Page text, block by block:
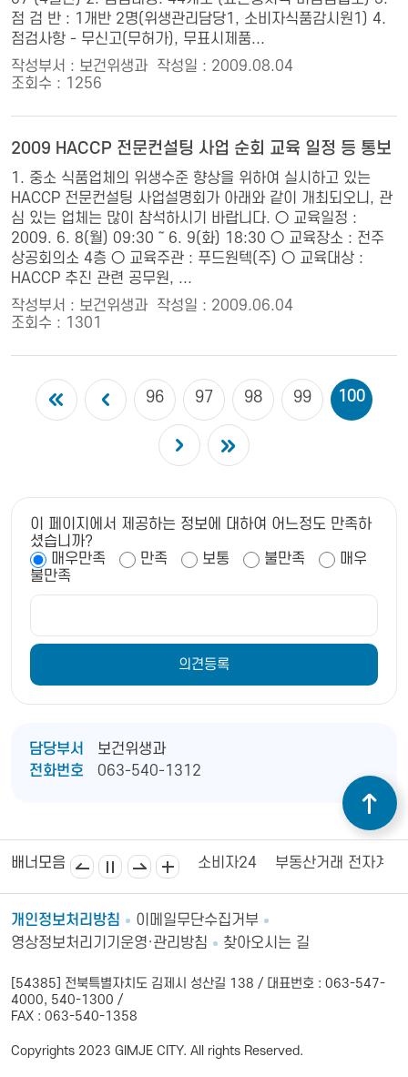
점 검 반 : 1개반 2명(위생관리담당1, 소비자식품감시원1) 4.
점검사항 - 무신고(무허가), 무표시제품...
작성부서 : 보건위생과
작성일 : 2009.08.04
조회수 : 1256
2009 HACCP 전문컨설팅 사업 순회 교육 일정 등 통보
1. 중소 식품업체의 위생수준 향상을 위하여 실시하고 있는
HACCP 전문컨설팅 사업설명회가 아래와 같이 개최되오니, 관
심 있는 업체는 많이 참석하시기 바랍니다. ○ 교육일정 :
2009. 6. 8(월) 09:30 ～ 6. 9(화) 18:30 ○ 교육장소 : 전주
상공회의소 4층 ○ 교육주관 : 푸드원텍(주) ○ 교육대상 :
HACCP 추진 관련 공무원, ...
작성부서 : 보건위생과
작성일 : 2009.06.04
조회수 : 1301
96 97 98 99 100
이 페이지에서 제공하는 정보에 대하여 어느정도 만족하
셨습니까?
매우만족
만족 보통 불만족
매우
불만족
담당부서
보건위생과
전화번호
063-540-1312
배너모음
제상공회의소 김제시의회 소비자24 부동산거래 전자계약
개인정보처리방침
이메일무단수집거부
영상정보처리기기운영·관리방침
찾아오시는 길
[54385] 전북특별자치도 김제시 성산길 138 / 대표번호 : 063-547-
4000, 540-1300 /
FAX : 063-540-1358
Copyrights 2023 GIMJE CITY. All rights Reserved.